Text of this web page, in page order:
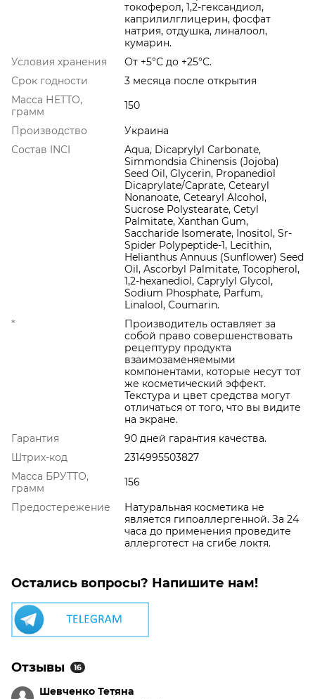
токоферол, 1,2-гександиол,
каприлилглицерин, фосфат
натрия, отдушка, линалоол,
кумарин.
Условия хранения
От +5°С до +25°С.
Срок годности
3 месяца после открытия
Масса НЕТТО,
грамм
150
Производство
Украина
Состав INCI
Aqua, Dicaprylyl Carbonate,
Simmondsia Chinensis (Jojoba)
Seed Oil, Glycerin, Propanediol
Dicaprylate/Caprate, Cetearyl
Nonanoate, Cetearyl Alcohol,
Sucrose Polystearate, Cetyl
Palmitate, Xanthan Gum,
Saccharide Isomerate, Inositol, Sr-
Spider Polypeptide-1, Lecithin,
Helianthus Annuus (Sunflower) Seed
Oil, Ascorbyl Palmitate, Tocopherol,
1,2-hexanediol, Caprylyl Glycol,
Sodium Phosphate, Parfum,
Linalool, Coumarin.
*
Производитель оставляет за
собой право совершенствовать
рецептуру продукта
взаимозаменяемыми
компонентами, которые несут тот
же косметический эффект.
Текстура и цвет средства могут
отличаться от того, что вы видите
на экране.
Гарантия
90 дней гарантия качества.
Штрих-код
2314995503827
Масса БРУТТО,
грамм
156
Предостережение
Натуральная косметика не
является гипоаллергенной. За 24
часа до применения проведите
аллерготест на сгибе локтя.
Остались вопросы? Напишите нам!
Отзывы 16
Шевченко Тетяна